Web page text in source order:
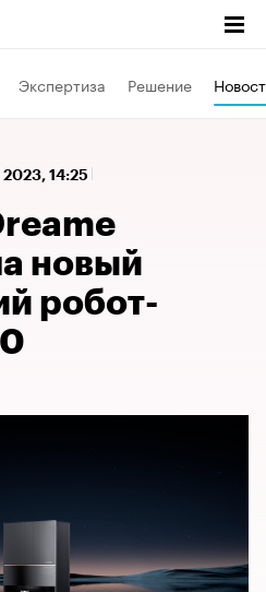
Экспертиза Решение
2023, 14:25
новый
робот-